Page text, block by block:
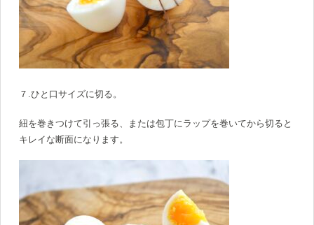
７.ひと口サイズに切る。
紐を巻きつけて引っ張る、または包丁にラップを巻いてから切ると
キレイな断面になります。